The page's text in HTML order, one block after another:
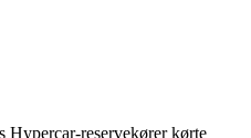
Hypercar-reservekører kørte